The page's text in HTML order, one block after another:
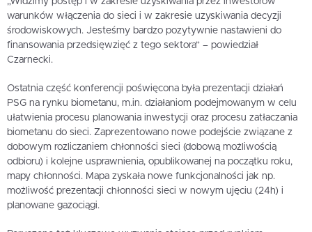
warunków włączenia do sieci i w zakresie uzyskiwania decyzji
środowiskowych. Jesteśmy bardzo pozytywnie nastawieni do
finansowania przedsięwzięć z tego sektora” – powiedział
Czarnecki.
Ostatnia część konferencji poświęcona była prezentacji działań
PSG na rynku biometanu, m.in. działaniom podejmowanym w celu
ułatwienia procesu planowania inwestycji oraz procesu zatłaczania
biometanu do sieci. Zaprezentowano nowe podejście związane z
dobowym rozliczaniem chłonności sieci (dobową możliwością
odbioru) i kolejne usprawnienia, opublikowanej na początku roku,
mapy chłonności. Mapa zyskała nowe funkcjonalności jak np.
możliwość prezentacji chłonności sieci w nowym ujęciu (24h) i
planowane gazociągi.